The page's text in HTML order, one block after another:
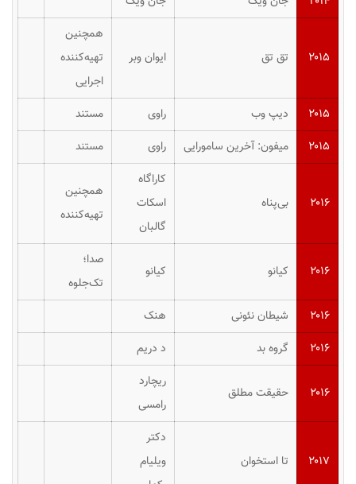
۲۰۱۵ تق تق ایوان وبر
همچنین
تهیه‌کننده
اجرایی
۲۰۱۵
دیپ وب راوی
مستند
۲۰۱۵
میفون: آخرین سامورایی راوی مستند
۲۰۱۶ بی‌پناه
کاراگاه
اسکات
گالبان
همچنین
تهیه‌کننده
۲۰۱۶ کیانو کیانو
صدا؛
تک‌جلوه
۲۰۱۶
شیطان نئونی
هنک
۲۰۱۶
گروه بد د دریم
۲۰۱۶ حقیقت مطلق
ریچارد
رامسی
۲۰۱۷ تا استخوان
دکتر
ویلیام